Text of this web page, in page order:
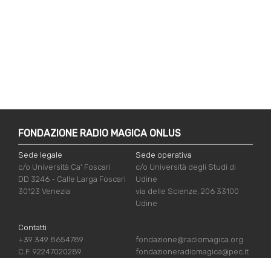
FONDAZIONE RADIO MAGICA ONLUS
Sede legale
c/o Università Ca' Foscari
DD 3246 - Calle Larga Foscari
30123 Venezia
Sede operativa
c/o Università degli Studi di
Udine
via delle Scienze, 206 33100
Udine
Contatti
+39 349 8654789
C.F. 92247020289
fondazione@radiomagica.org
fondazioneradiomagica@pec.it